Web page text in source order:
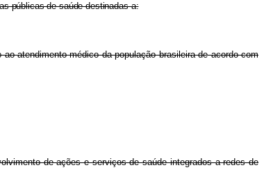
públicas de saúde destinadas a:
atendimento médico da população brasileira de acordo com
de ações e serviços de saúde integrados a redes de